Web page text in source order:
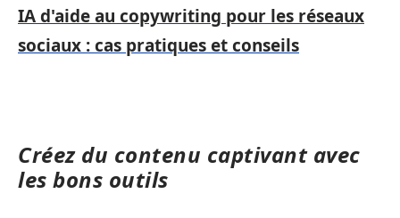
IA d'aide au copywriting pour les réseaux
sociaux : cas pratiques et conseils
Créez du contenu captivant avec
les bons outils